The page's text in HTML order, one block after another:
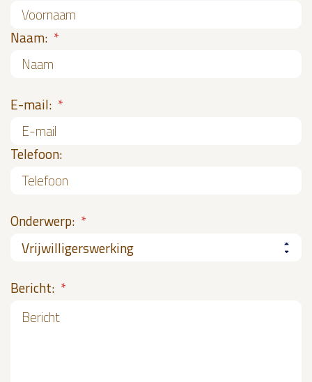
Naam: *
E-mail: *
Telefoon:
Onderwerp: *
Bericht: *